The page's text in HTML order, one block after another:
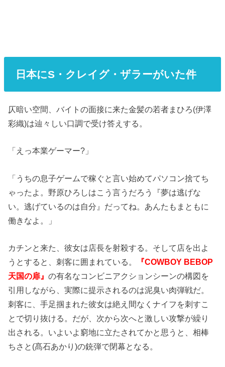
日本にS・クレイグ・ザラーがいた件
仄暗い空間、バイトの面接に来た金髪の若者まひろ(伊澤
彩織)は辿々しい口調で受け答えする。
「えっ本業ゲーマー?」
「うちの息子ゲームで稼ぐと言い始めてパソコン捨てち
ゃったよ。野原ひろしはこう言うだろう『夢は逃げな
い。逃げているのは自分』だってね。あんたもまともに
働きなよ。」
カチンと来た、彼女は店長を射殺する。そして店を出よ
うとすると、刺客に囲まれている。
『COWBOY BEBOP
天国の扉』の有名なコンビニアクションシーンの構図を
引用しながら、実際に提示されるのは泥臭い肉弾戦だ。
刺客に、手足掴まれた彼女は絶え間なくナイフを刺すこ
とで切り抜ける。だが、次から次へと激しい攻撃が繰り
出される。いよいよ窮地に立たされてかと思うと、相棒
ちさと(髙石あかり)の銃弾で閉幕となる。